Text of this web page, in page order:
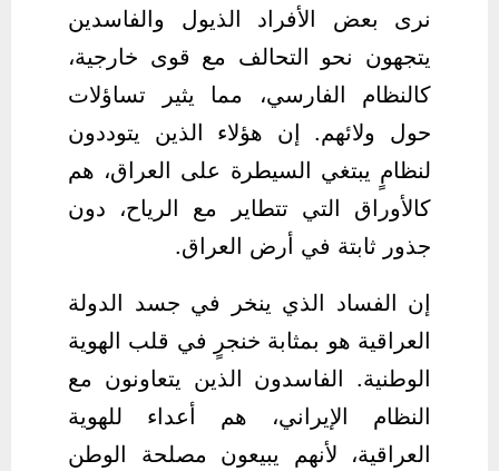
نرى بعض الأفراد الذيول والفاسدين
يتجهون نحو التحالف مع قوى خارجية،
كالنظام الفارسي، مما يثير تساؤلات
حول ولائهم. إن هؤلاء الذين يتوددون
لنظامٍ يبتغي السيطرة على العراق، هم
كالأوراق التي تتطاير مع الرياح، دون
جذور ثابتة في أرض العراق.
إن الفساد الذي ينخر في جسد الدولة
العراقية هو بمثابة خنجرٍ في قلب الهوية
الوطنية. الفاسدون الذين يتعاونون مع
النظام الإيراني، هم أعداء للهوية
العراقية، لأنهم يبيعون مصلحة الوطن